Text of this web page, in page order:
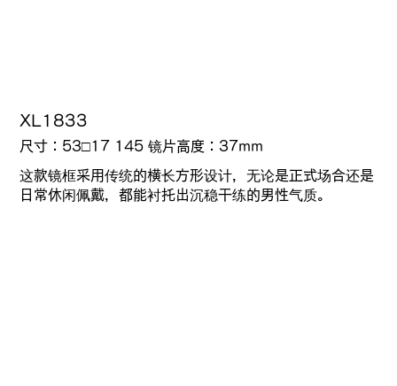
XL1833
尺寸：53□17 145 镜片高度：37mm
这款镜框采用传统的横长方形设计，无论是正式场合还是
日常休闲佩戴，都能衬托出沉稳干练的男性气质。